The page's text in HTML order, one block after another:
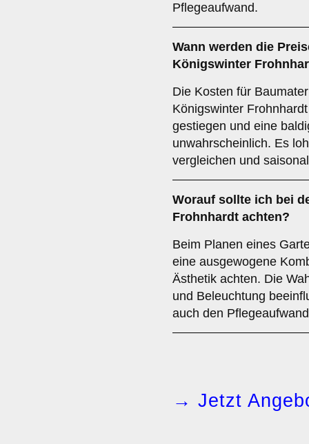
Pflegeaufwand.
Wann werden die
Königswinter
Die Kosten für
Königswinter
gestiegen und eine
unwahrscheinlich. Es
vergleichen und
Worauf sollte ich bei
Frohnhardt achten?
Beim Planen eines
eine ausgewogene
Ästhetik achten. Die
und Beleuchtung
auch den
→ Jetzt